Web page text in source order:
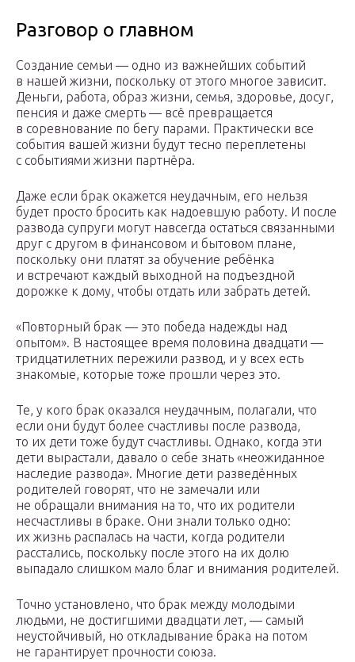
Разговор о главном
Создание семьи — одно из важнейших событий
в нашей жизни, поскольку от этого многое зависит.
Деньги, работа, образ жизни, семья, здоровье, досуг,
пенсия и даже смерть — всё превращается
в соревнование по бегу парами. Практически все
события вашей жизни будут тесно переплетены
с событиями жизни партнёра.
Даже если брак окажется неудачным, его нельзя
будет просто бросить как надоевшую работу. И после
развода супруги могут навсегда остаться связанными
друг с другом в финансовом и бытовом плане,
поскольку они платят за обучение ребёнка
и встречают каждый выходной на подъездной
дорожке к дому, чтобы отдать или забрать детей.
«Повторный брак — это победа надежды над
опытом». В настоящее время половина двадцати —
тридцатилетних пережили развод, и у всех есть
знакомые, которые тоже прошли через это.
Те, у кого брак оказался неудачным, полагали, что
если они будут более счастливы после развода,
то их дети тоже будут счастливы. Однако, когда эти
дети вырастали, давало о себе знать «неожиданное
наследие развода». Многие дети разведённых
родителей говорят, что не замечали или
не обращали внимания на то, что их родители
несчастливы в браке. Они знали только одно:
их жизнь распалась на части, когда родители
расстались, поскольку после этого на их долю
выпадало слишком мало благ и внимания родителей.
Точно установлено, что брак между молодыми
людьми, не достигшими двадцати лет, — самый
неустойчивый, но откладывание брака на потом
не гарантирует прочности союза.